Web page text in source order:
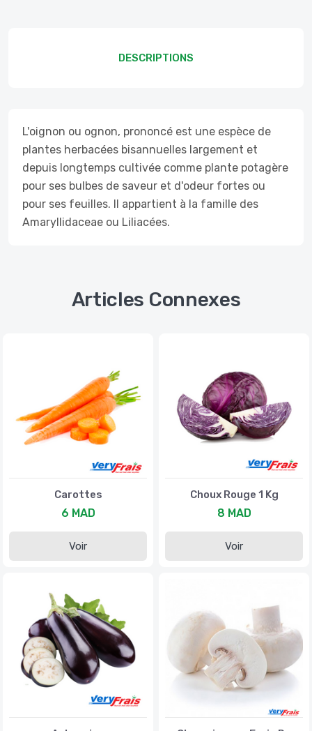
DESCRIPTIONS
L'oignon ou ognon, prononcé est une espèce de
plantes herbacées bisannuelles largement et
depuis longtemps cultivée comme plante potagère
pour ses bulbes de saveur et d'odeur fortes ou
pour ses feuilles. Il appartient à la famille des
Amaryllidaceae ou Liliacées.
Articles Connexes
Carottes
6 MAD
Voir
Choux Rouge 1 Kg
8 MAD
Voir